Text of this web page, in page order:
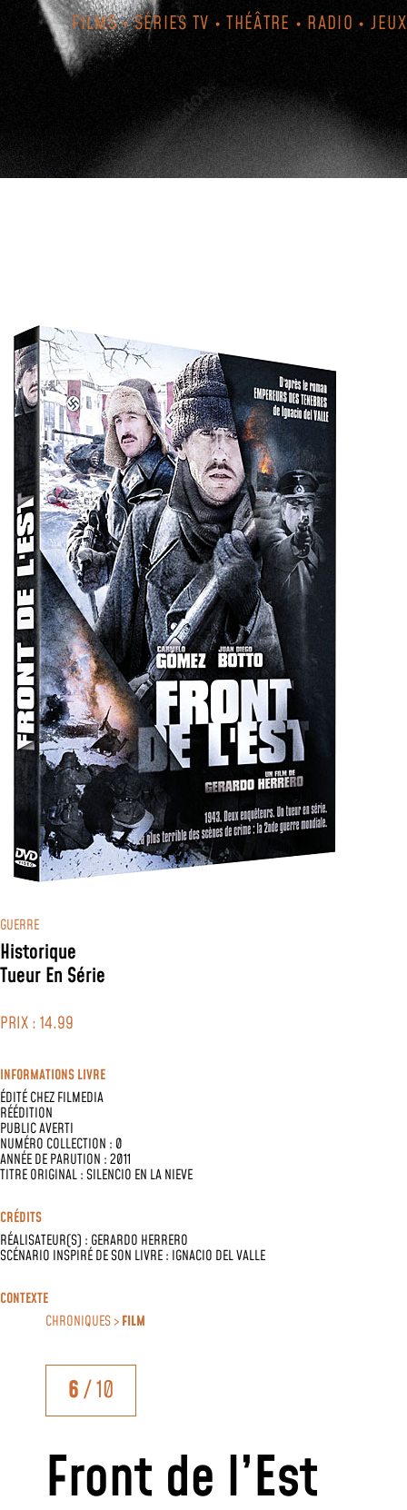
FILMS • SÉRIES TV • THÉÂTRE • RADIO • JEUX
GUERRE
Historique
Tueur En Série
PRIX : 14.99
INFORMATIONS LIVRE
ÉDITÉ CHEZFILMEDIA
RÉÉDITION
PUBLIC AVERTI
NUMÉRO COLLECTION : 0
ANNÉE DE PARUTION : 2011
TITRE ORIGINAL : SILENCIO EN LA NIEVE
CRÉDITS
RÉALISATEUR(S) : GERARDO HERRERO
SCÉNARIO INSPIRÉ DE SON LIVRE : IGNACIO DEL VALLE
CONTEXTE
CHRONIQUES >FILM
6/ 10
Front de l’Est